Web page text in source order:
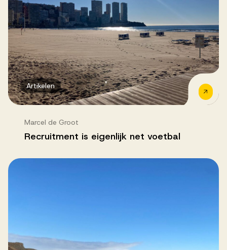
Artikelen
Marcel de Groot
Recruitment is eigenlijk net voetbal